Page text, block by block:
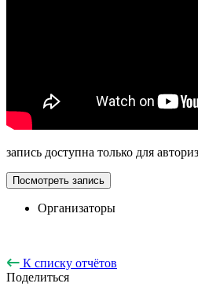
запись доступна только для
Посмотреть запись
Организаторы
К списку отчётов
Поделиться